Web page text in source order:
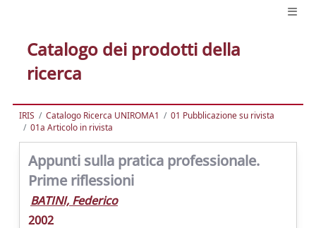
Catalogo dei prodotti della
ricerca
IRIS Catalogo Ricerca UNIROMA1
01 Pubblicazione su rivista
01a Articolo in rivista
Appunti sulla pratica professionale.
Prime riflessioni
BATINI, Federico
2002